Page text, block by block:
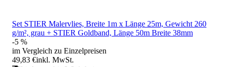
Set STIER Malervlies, Breite 1m x Länge 25m, Gewicht 260
g/m², grau + STIER Goldband, Länge 50m Breite 38mm
-5 %
im Vergleich zu Einzelpreisen
49,83 €inkl. MwSt.